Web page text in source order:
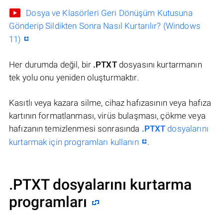
Dosya ve Klasörleri Geri Dönüşüm Kutusuna
Gönderip Sildikten Sonra Nasıl Kurtarılır? (Windows
11)
Her durumda değil, bir .PTXTdosyasını kurtarmanın
tek yolu onu yeniden oluşturmaktır.
Kasıtlı veya kazara silme, cihaz hafızasının veya hafıza
kartının formatlanması, virüs bulaşması, çökme veya
hafızanın temizlenmesi sonrasında .PTXT dosyalarını
kurtarmak için programları kullanın
.
.PTXT dosyalarını kurtarma
programları